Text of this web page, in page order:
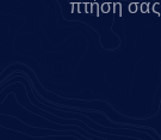
πτήση σας